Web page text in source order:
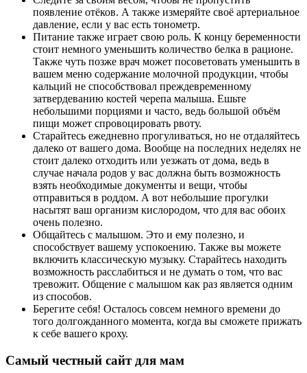
появление отёков. А также измеряйте своё артериальное
давление, если у вас есть тонометр.
Питание также играет свою роль. К концу беременности
стоит немного уменьшить количество белка в рационе.
Также чуть позже врач может посоветовать уменьшить в
вашем меню содержание молочной продукции, чтобы
кальций не способствовал преждевременному
затвердеванию костей черепа малыша. Ешьте
небольшими порциями и часто, ведь большой объём
пищи может спровоцировать рвоту.
Старайтесь ежедневно прогуливаться, но не отдаляйтесь
далеко от вашего дома. Вообще на последних неделях не
стоит далеко отходить или уезжать от дома, ведь в
случае начала родов у вас должна быть возможность
взять необходимые документы и вещи, чтобы
отправиться в роддом. А вот небольшие прогулки
насытят ваш организм кислородом, что для вас обоих
очень полезно.
Общайтесь с малышом. Это и ему полезно, и
способствует вашему успокоению. Также вы можете
включить классическую музыку. Старайтесь находить
возможность расслабиться и не думать о том, что вас
тревожит. Общение с малышом как раз является одним
из способов.
Берегите себя! Осталось совсем немного времени до
того долгожданного момента, когда вы сможете прижать
к себе вашего кроху.
Самый честный сайт для мам